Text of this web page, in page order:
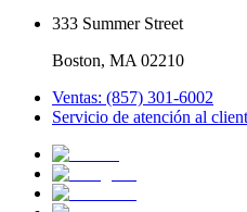
333 Summer Street
Boston, MA 02210
Ventas: (857) 301-6002
Servicio de atención al